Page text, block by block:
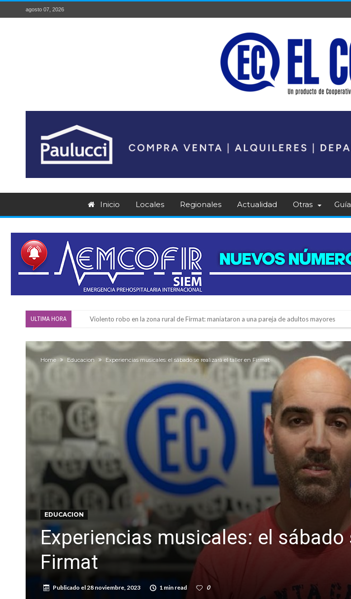
agosto 07, 2026
Inicio Locales Regionales Actualidad Otras
ULTIMA HORA Violento robo en la zona rural de Firmat: maniataron a una pareja de adultos mayores
Firmat: “Codo a codo” lanza una campaña de recolección de golosinas para agasajar a los
Vuelve el básquet: este viernes arranca el Clausura con agenda confirmada y planteles
Güemes y Mariano Vera
Alerta meteorológico: el SMN advierte por tormentas fuertes y ráfagas que podrían
¿Llega un “Súper Niño”?: De Benedictis aclara los mitos y analiza el impacto real en la región
Cañada del Ucle se prepara para la 5ª edición de la Expo Dose
Distinguieron a Ramiro Maldonado, el campeón juvenil de malambo de Los Quirquinchos
Villada: evalúan obras preventivas ante posibles lluvias intensas
Home Educacion Experiencias musicales: el sábado se realizará el taller en Firmat
EDUCACION
Experiencias musicales: el
Firmat
Publicado el28 noviembre, 2023 1 min read 0